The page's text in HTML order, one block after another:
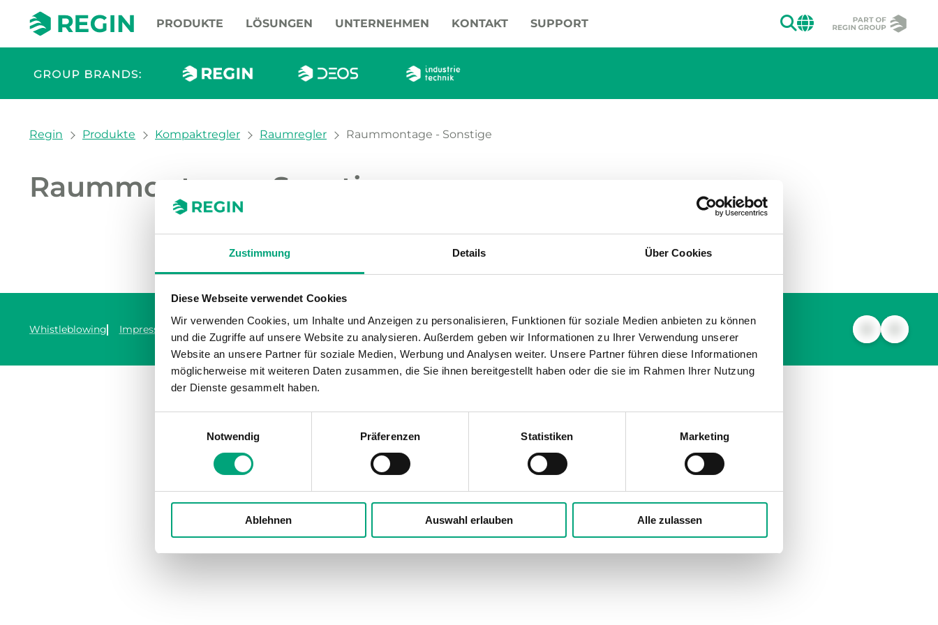
Zustimmung Details Über Cookies
Diese Webseite verwendet Cookies
Wir verwenden Cookies, um Inhalte und Anzeigen zu personalisieren, Funktionen für soziale Medien anbieten zu können
und die Zugriffe auf unsere Website zu analysieren. Außerdem geben wir Informationen zu Ihrer Verwendung unserer
Website an unsere Partner für soziale Medien, Werbung und Analysen weiter. Unsere Partner führen diese Informationen
möglicherweise mit weiteren Daten zusammen, die Sie ihnen bereitgestellt haben oder die sie im Rahmen Ihrer Nutzung
der Dienste gesammelt haben.
Notwendig
Präferenzen Statistiken Marketing
Ablehnen Auswahl erlauben Alle zulassen
PRODUKTE LÖSUNGEN UNTERNEHMEN KONTAKT SUPPORT SUCHEN
CHANGE
You are here:
Regin Produkte Kompaktregler Raumregler Raummontage - Sonstige
Raummontage - Sonstige
Unsere Produkte
Whistleblowing Impressum Datenschutzerklärung